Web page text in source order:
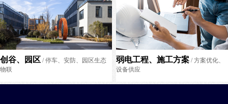
创谷、园区 / 停车、安防、园区生态
物联
弱电工程、施工方案 / 方案优化、
设备供应